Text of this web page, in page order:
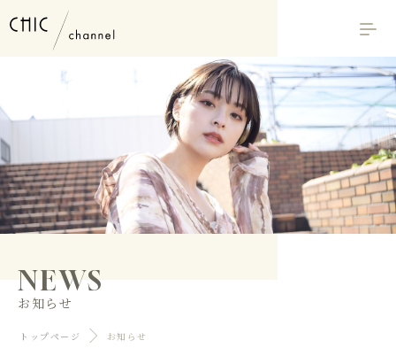
NEWS
お知らせ
トップページ お知らせ